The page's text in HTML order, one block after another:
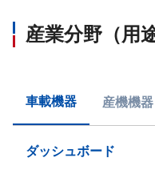
産業分野（用
車載機器 産機機器
ダッシュボード